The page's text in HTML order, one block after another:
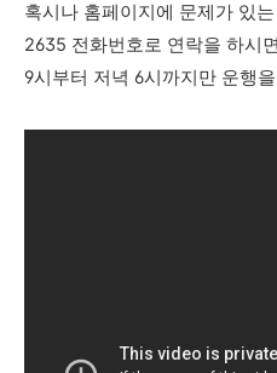
혹시나 홈페이지에 문제가 있
2635 전화번호로 연락을 하시
9시부터 저녁 6시까지만 운행